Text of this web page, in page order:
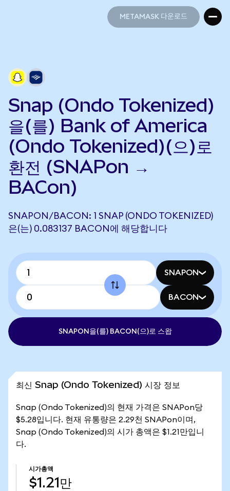
METAMASK 다운로드
Snap (Ondo Tokenized)
을(를) Bank of America
(Ondo Tokenized)(으)로
환전 (SNAPon →
BACon)
SNAPON/BACON: 1 SNAP (ONDO TOKENIZED)
은(는) 0.083137 BACON에 해당합니다
SNAPON
BACON
SNAPON을(를) BACON(으)로 스왑
최신 Snap (Ondo Tokenized) 시장 정보
Snap (Ondo Tokenized)의 현재 가격은 SNAPon당
$5.28입니다. 현재 유통량은 2.29천 SNAPon이며,
Snap (Ondo Tokenized)의 시가 총액은 $1.21만입니
다.
시가총액
$1.21만